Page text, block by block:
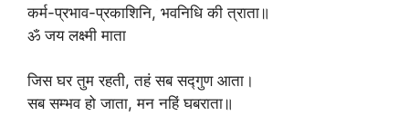
कर्म-प्रभाव-प्रकाशिनि, भवनिधि की त्राता॥
ॐ जय लक्ष्मी माता
जिस घर तुम रहती, तहं सब सद्गुण आता।
सब सम्भव हो जाता, मन नहिं घबराता॥